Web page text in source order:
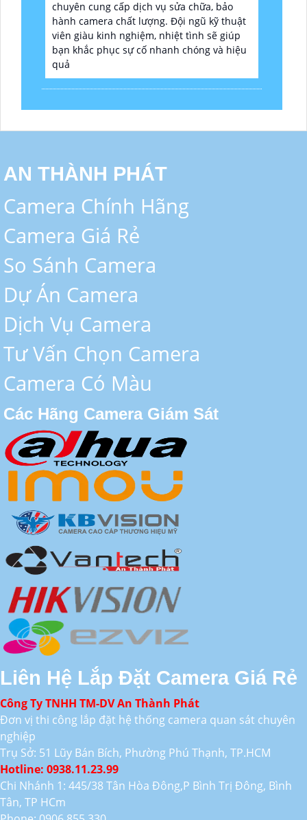
chuyên cung cấp dịch vụ sửa chữa, bảo
hành camera chất lượng. Đội ngũ kỹ thuật
viên giàu kinh nghiệm, nhiệt tình sẽ giúp
bạn khắc phục sự cố nhanh chóng và hiệu
quả
AN THÀNH PHÁT
Camera Chính Hãng
Camera Giá Rẻ
So Sánh Camera
Dự Án Camera
Dịch Vụ Camera
Tư Vấn Chọn Camera
Camera Có Màu
Các Hãng Camera Giám Sát
Liên Hệ Lắp Đặt Camera Giá Rẻ
Công Ty TNHH TM-DV An Thành Phát
Đơn vị thi công lắp đặt hệ thống camera quan sát chuyên
nghiệp
Trụ Sở: 51 Lũy Bán Bích, Phường Phú Thạnh, TP.HCM
Hotline: 0938.11.23.99
Chi Nhánh 1: 445/38 Tân Hòa Đông,P Bình Trị Đông, Bình
Tân, TP HCm